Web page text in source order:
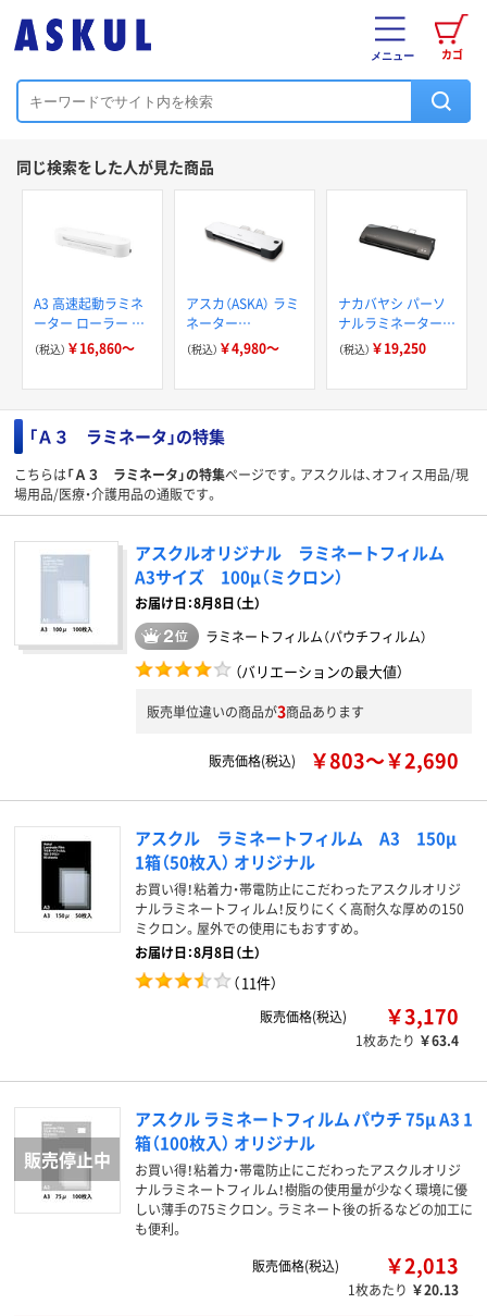
カゴ
メニュー
同じ検索をした人が見た商品
A3 高速起動ラミネ
ーター ローラー ア
イリスオーヤマ
（税込） ￥16,860～
アスカ（ASKA） ラミ
ネーター
L217A4_L218A3
（税込） ￥4,980～
ナカバヤシ パーソ
ナルラミネーター
クイックラミ ダー
クシルバー 4本ロー
（税込） ￥19,250
「Ａ３ ラミネータ」の特集
こちらは「Ａ３ ラミネータ」の特集ページです。アスクルは、オフィス用品/現
場用品/医療・介護用品の通販です。
アスクルオリジナル ラミネートフィルム
A3サイズ 100μ（ミクロン）
お届け日：8月8日（土）
ラミネートフィルム（パウチフィルム）
（バリエーションの最大値）
販売単位違いの商品が3商品あります
販売価格(税込) ￥803～￥2,690
アスクル ラミネートフィルム A3 150μ
1箱（50枚入） オリジナル
お買い得！粘着力・帯電防止にこだわったアスクルオリジ
ナルラミネートフィルム！反りにくく高耐久な厚めの150
ミクロン。屋外での使用にもおすすめ。
お届け日：8月8日（土）
（11件）
販売価格(税込) ￥3,170
1枚あたり ￥63.4
アスクル ラミネートフィルム パウチ 75μ A3 1
箱（100枚入） オリジナル
お買い得！粘着力・帯電防止にこだわったアスクルオリジ
ナルラミネートフィルム！樹脂の使用量が少なく環境に優
しい薄手の75ミクロン。ラミネート後の折るなどの加工に
も便利。
販売価格(税込)
￥2,013
1枚あたり ￥20.13